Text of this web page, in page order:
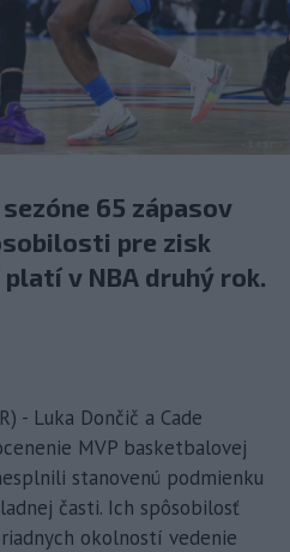
65 zápasov
pre zisk
v NBA druhý rok.
- Luka Dončič a Cade
MVP basketbalovej
stanovenú podmienku
časti. Ich spôsobilosť
okolností vedenie